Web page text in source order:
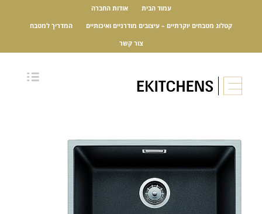
עמוד הבית אודות החברה
קטלוג מטבחים יוקרתיים – עיצובים מודרניים ואיכותיים המדריך למטבח
צור קשר